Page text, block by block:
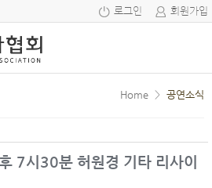
로그인 회원가입
Home > 공연소식
7시30분 허원경 기타 리사이